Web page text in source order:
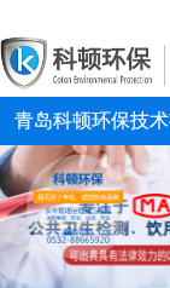
青岛科顿环保技